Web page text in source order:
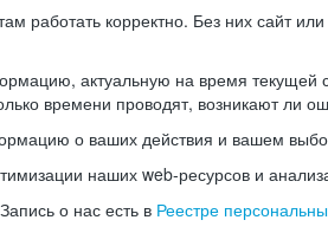
работать корректно. Без них сайт
актуальную на время текущей
времени проводят, возникают ли
о ваших действия и вашем
наших web-ресурсов и
о нас есть в Реестре